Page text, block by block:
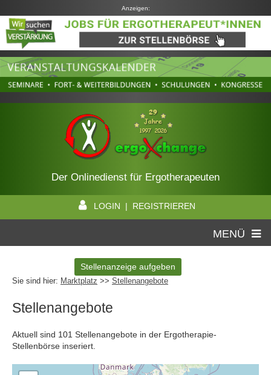
Anzeigen:
Der Onlinedienst für Ergotherapeuten
LOGIN | REGISTRIEREN
MENÜ
Sie sind hier: Marktplatz >> Stellenangebote
Stellenanzeige aufgeben
Stellenangebote
Aktuell sind 101 Stellenangebote in der Ergotherapie-
Stellenbörse inseriert.